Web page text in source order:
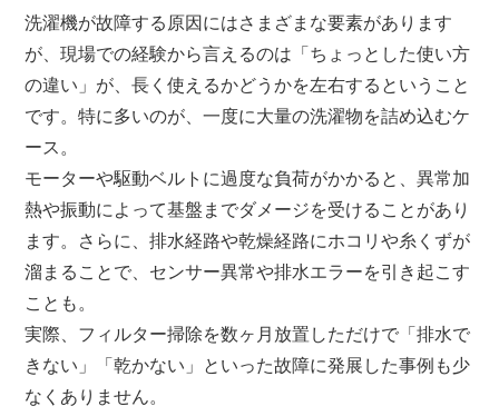
洗濯機が故障する原因にはさまざまな要素があります
が、現場での経験から言えるのは「ちょっとした使い方
の違い」が、長く使えるかどうかを左右するということ
です。特に多いのが、一度に大量の洗濯物を詰め込むケ
ース。
モーターや駆動ベルトに過度な負荷がかかると、異常加
熱や振動によって基盤までダメージを受けることがあり
ます。さらに、排水経路や乾燥経路にホコリや糸くずが
溜まることで、センサー異常や排水エラーを引き起こす
ことも。
実際、フィルター掃除を数ヶ月放置しただけで「排水で
きない」「乾かない」といった故障に発展した事例も少
なくありません。